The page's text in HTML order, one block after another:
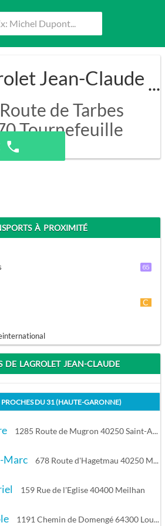
Jean-Claude
de Tarbes
Tournefeuille
À PROXIMITÉ
DE LAGROLET JEAN-CLAUDE
DU31 (HAUTE-GARONNE)
1285 Route de Mugron 40250 Saint-Aubin
Marc 678 Route d'Hagetmau 40250 Mugron
159 Rue de l'Eglise 40400 Meilhan
1191 Chemin de Domengé 64300 Loubieng